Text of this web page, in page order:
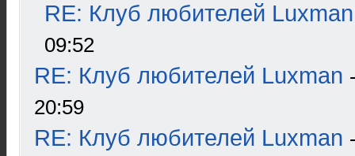
RE: Клуб любителей Luxman
09:52
RE: Клуб любителей Luxman
20:59
RE: Клуб любителей Luxman